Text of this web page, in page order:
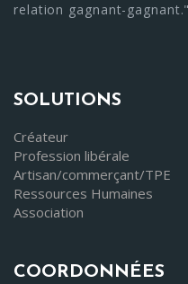
relation gagnant-gagnant."
SOLUTIONS
Créateur
Profession libérale
Artisan/commerçant/TPE
Ressources Humaines
Association
COORDONNÉES